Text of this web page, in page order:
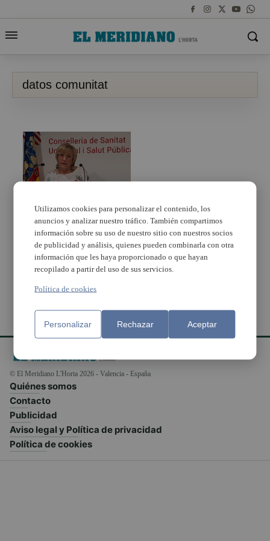
datos comunitat
Ningún fallecido por
coronavirus y 15
contagios en la
Comunitat Valenciana
© El Meridiano L'Horta 2026 - Valencia - España
Quiénes somos
Contacto
Publicidad
Aviso legal y Política de privacidad
Política de cookies
Utilizamos cookies para personalizar el contenido, los
anuncios y analizar nuestro tráfico. También compartimos
información sobre su uso de nuestro sitio con nuestros socios
de publicidad y análisis, quienes pueden combinarla con otra
información que les haya proporcionado o que hayan
recopilado a partir del uso de sus servicios.
Política de cookies
Personalizar Rechazar Aceptar